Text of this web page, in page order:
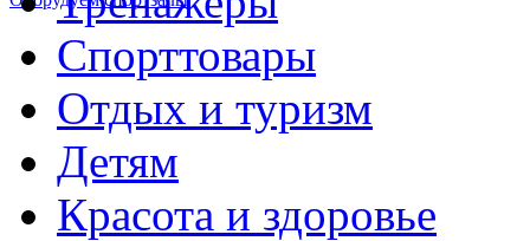
Спорттовары
Отдых и туризм
Детям
Красота и здоровье